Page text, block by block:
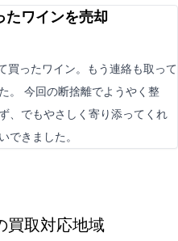
たワインを売却
買ったワイン。もう連絡も取って
。 今回の断捨離でようやく整
、でもやさしく寄り添ってくれ
できました。
買取対応地域